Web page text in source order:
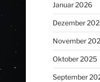
Januar 2026
Dezember
November
Oktober 2025
September